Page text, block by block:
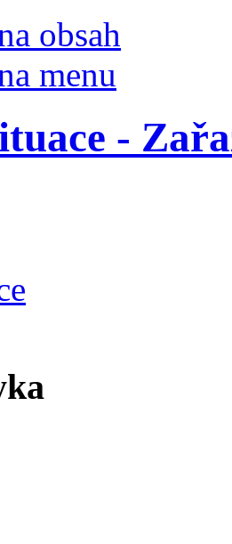
obsah
menu
-